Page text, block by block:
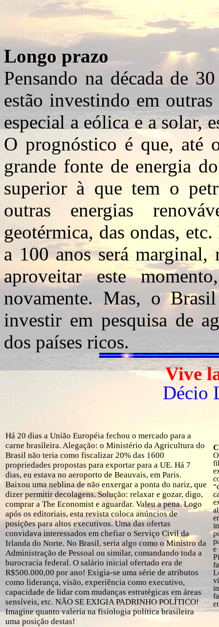
Longo prazo
Pensando na década de
estão investindo em
especial a eólica e a solar,
O prognóstico é que, até
grande fonte de energia
superior à que tem o
outras energias
geotérmica, das ondas,
a 100 anos será
aproveitar este
novamente. Mas, o
investir em pesquisa de
dos países ricos.
Vive
Décio
Há 20 dias a União Européia fechou o mercado para a
carne brasileira. Alegação: o Ministério da Agricultura do
Brasil não teria como fiscalizar 20% das 1600
propriedades propostas para exportar para a UE. Há 7
dias, eu estava no aeroporto de Beauvais, em Paris.
Baixou uma neblina de não enxergar a ponta do nariz, que
dizer permitir decolagens. Solução: relaxar e gozar, digo,
comprar a The Economist e aguardar. Valeu a pena. Logo
após os editoriais, esta revista coloca anúncios de
posições para altos executivos. Uma das ofertas
convidava interessados em chefiar o Serviço Civil da
Irlanda do Norte. No Brasil, seria algo como o Ministro da
Administração de Pessoal ou similar, comandando toda a
burocracia federal. O salário inicial ofertado era de
R$500.000,00 por ano! Exigia-se uma série de atributos
como liderança, visão, experiência como executivo,
capacidade de lidar com mudanças estratégicas em áreas
sensíveis, etc. NÃO SE EXIGIA PADRINHO POLÍTICO!
Imagine quanto valeria na fisiologia política brasileira
uma posição destas!
e